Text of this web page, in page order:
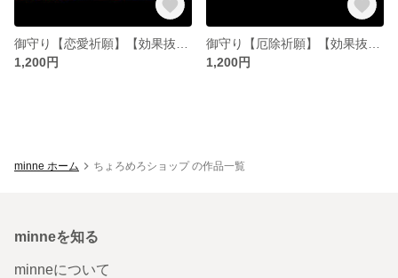
1,200円
1,200円
minne ホーム ちょろめろショップ の作品一覧
minneを知る
minneについて